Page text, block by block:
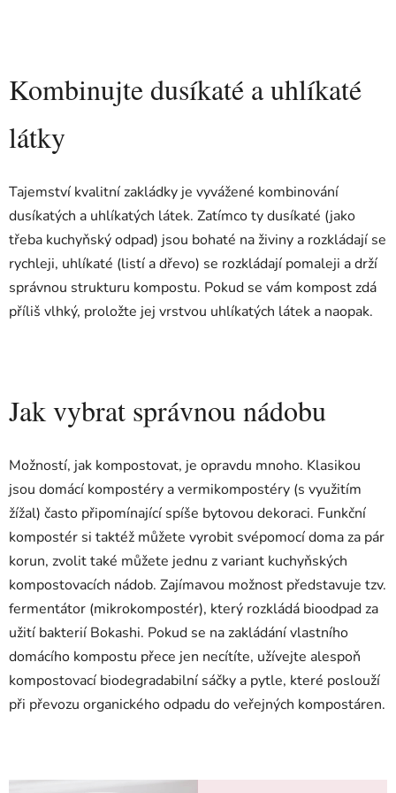
Kombinujte dusíkaté a uhlíkaté
látky
Tajemství kvalitní zakládky je vyvážené kombinování
dusíkatých a uhlíkatých látek. Zatímco ty dusíkaté (jako
třeba kuchyňský odpad) jsou bohaté na živiny a rozkládají se
rychleji, uhlíkaté (listí a dřevo) se rozkládají pomaleji a drží
správnou strukturu kompostu. Pokud se vám kompost zdá
příliš vlhký, proložte jej vrstvou uhlíkatých látek a naopak.
Jak vybrat správnou nádobu
Možností, jak kompostovat, je opravdu mnoho. Klasikou
jsou domácí kompostéry a vermikompostéry (s využitím
žížal) často připomínající spíše bytovou dekoraci. Funkční
kompostér si taktéž můžete vyrobit svépomocí doma za pár
korun, zvolit také můžete jednu z variant kuchyňských
kompostovacích nádob. Zajímavou možnost představuje tzv.
fermentátor (mikrokompostér), který rozkládá bioodpad za
užití bakterií Bokashi. Pokud se na zakládání vlastního
domácího kompostu přece jen necítíte, užívejte alespoň
kompostovací biodegradabilní sáčky a pytle, které poslouží
při převozu organického odpadu do veřejných kompostáren.